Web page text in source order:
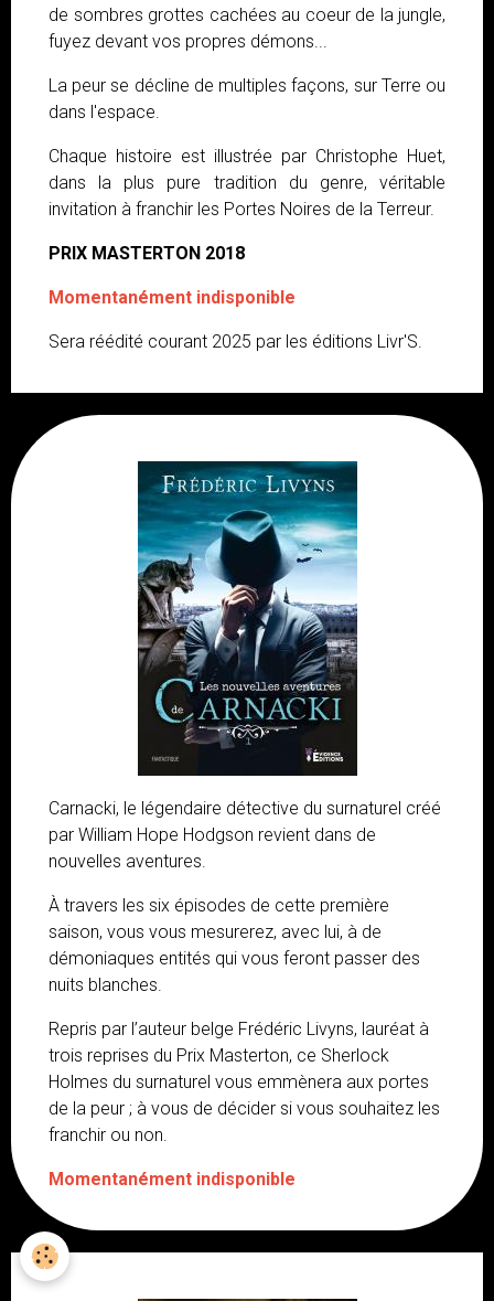
de sombres grottes cachées au coeur de la jungle,
fuyez devant vos propres démons...
La peur se décline de multiples façons, sur Terre ou
dans l'espace.
Chaque histoire est illustrée par Christophe Huet,
dans la plus pure tradition du genre, véritable
invitation à franchir les Portes Noires de la Terreur.
PRIX MASTERTON 2018
Momentanément indisponible
Sera réédité courant 2025 par les éditions Livr'S.
Carnacki, le légendaire détective du surnaturel créé
par William Hope Hodgson revient dans de
nouvelles aventures.
À travers les six épisodes de cette première
saison, vous vous mesurerez, avec lui, à de
démoniaques entités qui vous feront passer des
nuits blanches.
Repris par l’auteur belge Frédéric Livyns, lauréat à
trois reprises du Prix Masterton, ce Sherlock
Holmes du surnaturel vous emmènera aux portes
de la peur ; à vous de décider si vous souhaitez les
franchir ou non.
Momentanément indisponible